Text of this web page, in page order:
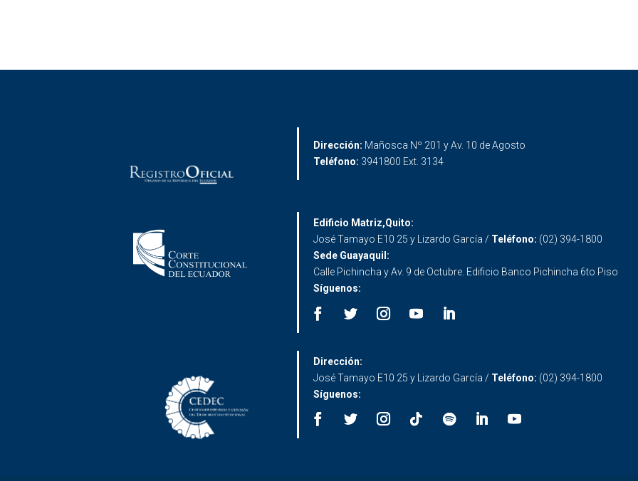
Dirección: Mañosca Nº 201 y Av. 10 de Agosto
Teléfono: 3941800 Ext. 3134
Edificio Matriz,Quito:
José Tamayo E10 25 y Lizardo García / Teléfono: (02) 394-1800
Sede Guayaquil:
Calle Pichincha y Av. 9 de Octubre. Edificio Banco Pichincha 6to Piso
Síguenos:
Dirección:
José Tamayo E10 25 y Lizardo García / Teléfono: (02) 394-1800
Síguenos: